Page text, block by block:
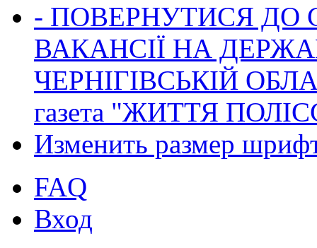
- ПОВЕРНУТИСЯ ДО
ВАКАНСІЇ НА
ЧЕРНІГІВСЬКІЙ
газета "ЖИТТЯ
Изменить размер
FAQ
Вход